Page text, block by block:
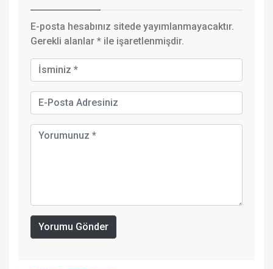
E-posta hesabınız sitede yayımlanmayacaktır.
Gerekli alanlar * ile işaretlenmişdir.
Yorumu Gönder